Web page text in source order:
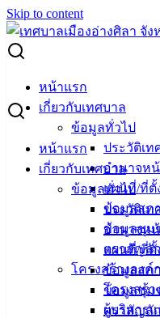
Skip to content
หน้าแรก
เกี่ยวกับเทศบาล
ข้อมูลทั่วไป
ประวัติเท
อำนาจห
แผนที่/ที่ตั้
ข้อมูลสภ
ข้อมูลชุม
ตราสัญลั
โครงสร้างองค์
โครงสร้า
ผู้บริหาร
หน้าแรก
เกี่ยวกับเทศบาล
ข้อมูลทั่วไป
ประวัติเท
อำนาจห
แผนที่/ที่ตั้
ข้อมูลสภ
ข้อมูลชุม
ตราสัญลั
Search for:
ผู้ชนะการเสนอราคา วัสดุ
2160 ชลบุรี
ผู้ชนะการเสนอร
ขนส่ง ทะเบียน 3ก
กันยายน 4, 2024 กันยาย
ประกาศผู้ชนะ